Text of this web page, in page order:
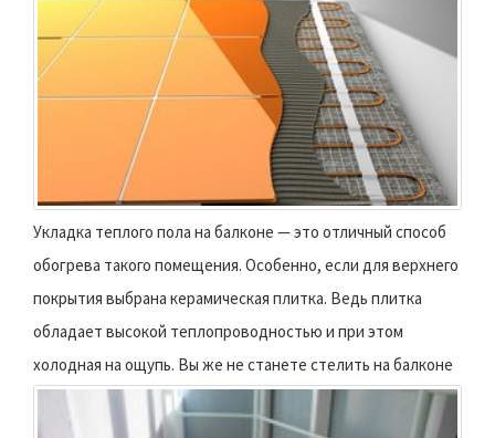
Укладка теплого пола на балконе — это отличный способ
обогрева такого помещения. Особенно, если для верхнего
покрытия выбрана керамическая плитка. Ведь плитка
обладает высокой теплопроводностью и при этом
холодная на ощупь. Вы же не станете стелить на балконе